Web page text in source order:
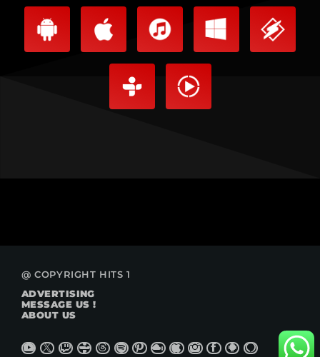
@ COPYRIGHT HITS 1
ADVERTISING
MESSAGE US !
ABOUT US